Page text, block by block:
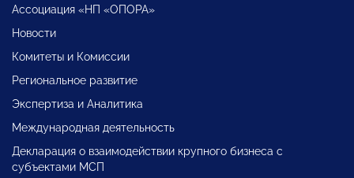
Ассоциация «НП «ОПОРА»
Новости
Комитеты и Комиссии
Региональное развитие
Экспертиза и Аналитика
Международная деятельность
Декларация о взаимодействии крупного бизнеса с
субъектами МСП